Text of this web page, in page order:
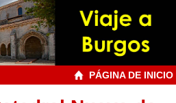
PÁGINA DE INICIO